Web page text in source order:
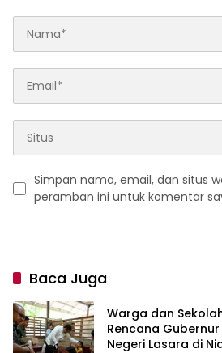
Simpan nama, email, dan situs
peramban ini untuk komentar
Baca Juga
Warga dan
Rencana
Negeri Lasara di